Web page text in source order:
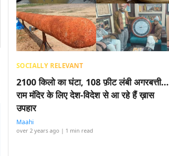
SOCIALLY RELEVANT
2100 किलो का घंटा, 108 फ़ीट लंबी अगरबत्ती…
राम मंदिर के लिए देश-विदेश से आ रहे हैं ख़ास
उपहार
Maahi
over 2 years ago | 1 min read